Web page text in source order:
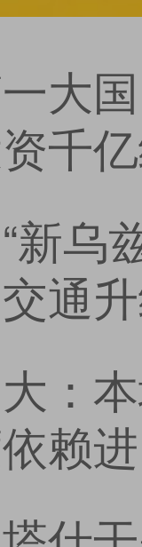
大
千
新乌
通
：
赖